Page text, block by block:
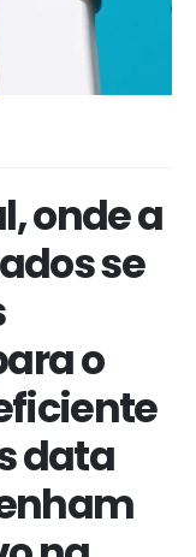
onde a
se
o
data